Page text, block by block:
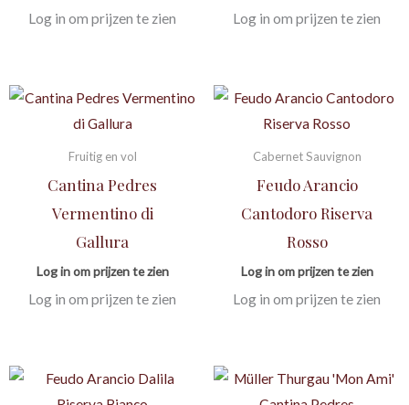
Log in om prijzen te zien Log in om prijzen te zien
Fruitig en vol
Cantina Pedres
Vermentino di
Gallura
Log in om prijzen te zien
Log in om prijzen te zien
Cabernet Sauvignon
Feudo Arancio
Cantodoro Riserva
Rosso
Log in om prijzen te zien
Log in om prijzen te zien